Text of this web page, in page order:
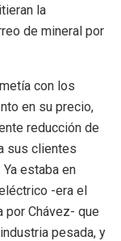
la
de mineral por
con los
en su precio,
reducción de
sus clientes
estaba en
-era el
por Chávez- que
pesada, y